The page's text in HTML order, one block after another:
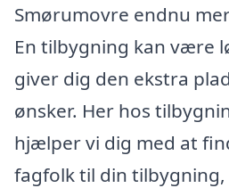
Smørumovre endnu
En tilbygning kan være
giver dig den ekstra
ønsker. Her hos
hjælper vi dig med at
fagfolk til din